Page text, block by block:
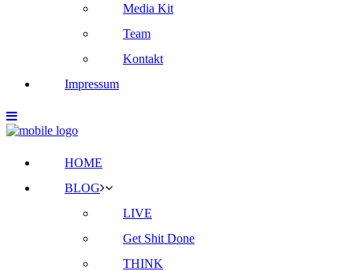
Media Kit
Team
Kontakt
Impressum
HOME
BLOG
LIVE
Get Shit Done
THINK